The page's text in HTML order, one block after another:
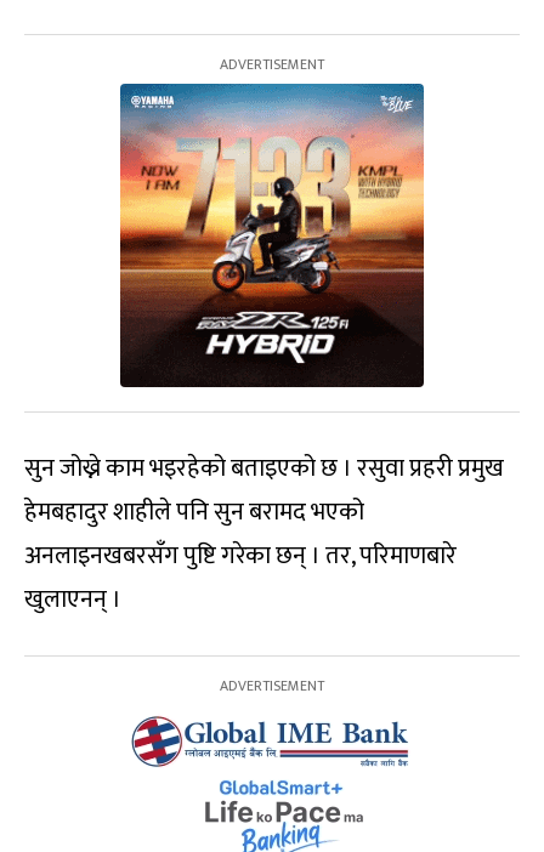
सुन जोख्ने काम भइरहेको बताइएको छ । रसुवा प्रहरी प्रमुख
हेमबहादुर शाहीले पनि सुन बरामद भएको
अनलाइनखबरसँग पुष्टि गरेका छन् । तर, परिमाणबारे
खुलाएनन् ।